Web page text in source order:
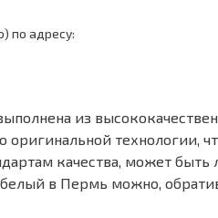
по адресу:
из
технологии,
качества, может
в Пермь можно,